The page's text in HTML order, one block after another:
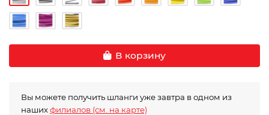
В корзину
Вы можете получить шланги уже завтра в одном из
нашихфилиалов (см. на карте)